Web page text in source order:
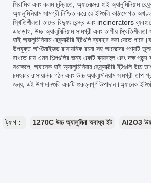
সিরামিক এবং কলম চুল্লিতে, অ্যানেক্সের হাই অ্যালুমিনিয়াম
অ্যালুমিনিয়াম সামগ্রী নিশ্চিত করে যে ইটগুলি কাঠামোগত
স্থিতিশীলতা তাদের বিদ্যুৎ কেন্দ্র এবং incinerators
এছাড়াও, উচ্চ অ্যালুমিনিয়াম সামগ্রী এবং তাপীয়
হাই অ্যালুমিনিয়াম রেফ্র্যাক্টরি ইটগুলি ব্যবহার করা যেতে
উপযুক্ত অপ্টিমাইজড রাসায়নিক রচনা সহ আনেক্সের পণ্যটি
রাখতে চায় এমন শিল্পগুলির জন্য একটি ব্যয়বহুল এবং দক্ষ পছন্দ
সংক্ষেপে, অ্যানেক হাই অ্যালুমিনিয়াম রেফ্র্যাক্টরি ইটগুলি
চমৎকার রাসায়নিক গঠন এবং উচ্চ অ্যালুমিনিয়াম সামগ্রী
জন্য, এই উপাদানগুলি একটি গুরুত্বপূর্ণ উপাদান।অ্যানেক ইটগুলি
ট্যাগ： 1270C উচ্চ অ্যালুমিনা অবাধ্য ইট Al2O3 উচ্চ